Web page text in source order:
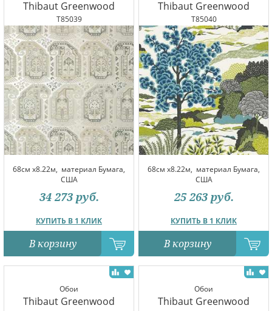
Thibaut Greenwood
T85039
68см x8.22м, материал Бумага,
США
КУПИТЬ В 1 КЛИК
34 273 руб.
В корзину
Thibaut Greenwood
T85040
68см x8.22м, материал Бумага,
США
КУПИТЬ В 1 КЛИК
25 263 руб.
В корзину
Обои
Thibaut Greenwood
Обои
Thibaut Greenwood